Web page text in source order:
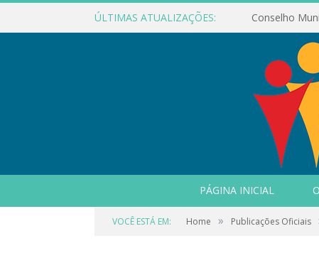
ÚLTIMAS ATUALIZAÇÕES:
PÁGINA INICIAL
VOCÊ ESTÁ EM: Home » Publicações Oficiais